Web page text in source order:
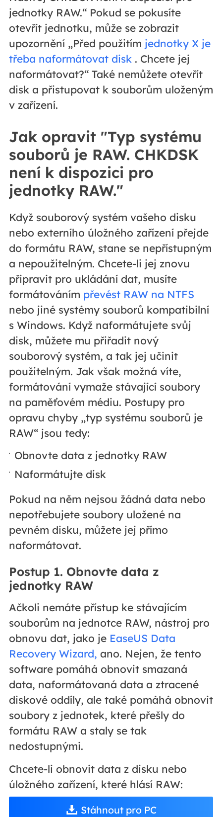
jednotky RAW.“ Pokud se pokusíte
otevřít jednotku, může se zobrazit
upozornění „Před použitím jednotky X je
třeba naformátovat disk. Chcete jej
naformátovat?“ Také nemůžete otevřít
disk a přistupovat k souborům uloženým
v zařízení.
Jak opravit "Typ systému
souborů je RAW. CHKDSK
není k dispozici pro
jednotky RAW."
Když souborový systém vašeho disku
nebo externího úložného zařízení přejde
do formátu RAW, stane se nepřístupným
a nepoužitelným. Chcete-li jej znovu
připravit pro ukládání dat, musíte
formátováním převést RAW na NTFS
nebo jiné systémy souborů kompatibilní
s Windows. Když naformátujete svůj
disk, můžete mu přiřadit nový
souborový systém, a tak jej učinit
použitelným. Jak však možná víte,
formátování vymaže stávající soubory
na paměťovém médiu. Postupy pro
opravu chyby „typ systému souborů je
RAW“ jsou tedy:
Obnovte data z jednotky RAW
Naformátujte disk
Pokud na něm nejsou žádná data nebo
nepotřebujete soubory uložené na
pevném disku, můžete jej přímo
naformátovat.
Postup 1. Obnovte data z
jednotky RAW
Ačkoli nemáte přístup ke stávajícím
souborům na jednotce RAW, nástroj pro
obnovu dat, jako je EaseUS Data
Recovery Wizard, ano. Nejen, že tento
software pomáhá obnovit smazaná
data, naformátovaná data a ztracené
diskové oddíly, ale také pomáhá obnovit
soubory z jednotek, které přešly do
formátu RAW a staly se tak
nedostupnými.
Chcete-li obnovit data z disku nebo
úložného zařízení, které hlásí RAW:
Stáhnout pro PC